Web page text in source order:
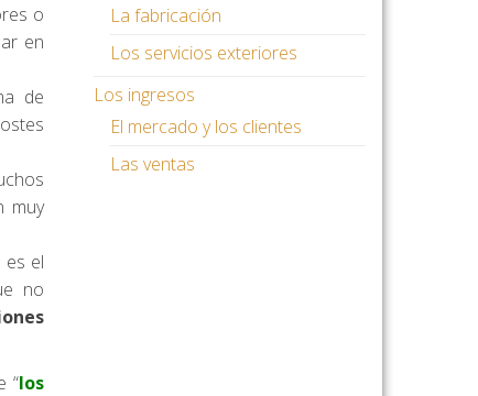
o
en
de
muy
es el
no
“los
La fabricación
Los servicios exteriores
Los ingresos
El mercado y los clientes
Las ventas